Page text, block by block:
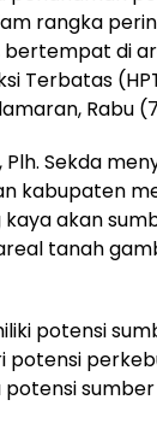
rangka
bertempat di
Terbatas
Rabu
Sekda
kabupaten
akan
tanah
potensi
potensi